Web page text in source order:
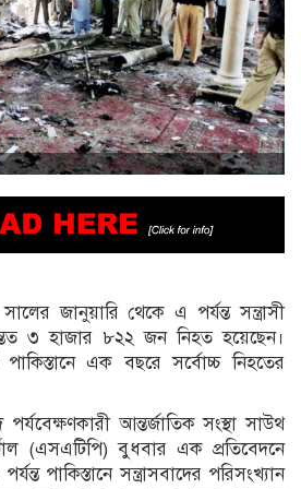
জানুয়ারি থেকে এ পর্যন্ত সন্ত্রাসী
৩ হাজার ৮২২ জন নিহত হয়েছেন।
এক বছরে সর্বোচ্চ নিহতের
পর্যবেক্ষণকারী আন্তর্জাতিক সংস্থা সাউথ
(এসএটিপি) বুধবার এক প্রতিবেদনে
পাকিস্তানে সন্ত্রাসবাদের পরিসংখ্যান